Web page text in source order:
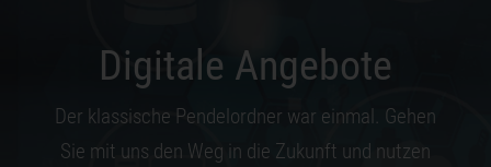
Digitale Angebote
Der klassische Pendelordner war einmal. Gehen
Sie mit uns den Weg in die Zukunft und nutzen